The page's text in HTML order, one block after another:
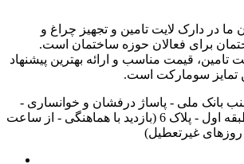
ما در دارک لایت تامین و تجهیز چراغ و
برای فعالان حوزه ساختمان است.
قیمت مناسب و ارائه بهترین پیشنهاد
تمایز سومارکت است.
جنب بانک ملی - پاساژ درفشان و خوانساری -
راه‎پله سمت چپ - طبقه اول - پلاک 6 (بازدید با هماهنگی - از ساعت